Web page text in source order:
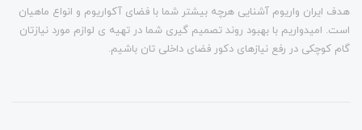
هدف ایران واریوم آشنایی هرچه بیشتر شما با فضای آکواریوم و انواع ماهیان
است. امیدواریم با بهبود روند تصمیم گیری شما در تهیه ی لوازم مورد نیازتان
گام کوچکی در رفع نیازهای دکور فضای داخلی تان باشیم.